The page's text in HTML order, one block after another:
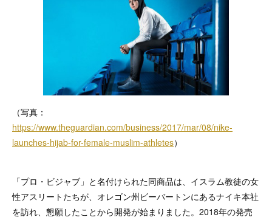
（写真：
https://www.theguardian.com/business/2017/mar/08/nike-
launches-hijab-for-female-muslim-athletes）
「プロ・ビジャブ」と名付けられた同商品は、イスラム教徒の女
性アスリートたちが、オレゴン州ビーバートンにあるナイキ本社
を訪れ、懇願したことから開発が始まりました。2018年の発売